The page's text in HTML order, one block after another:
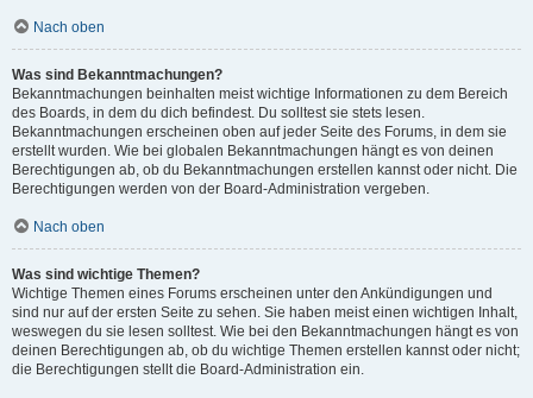
Nach oben
Was sind Bekanntmachungen?
Bekanntmachungen beinhalten meist wichtige Informationen zu dem Bereich
des Boards, in dem du dich befindest. Du solltest sie stets lesen.
Bekanntmachungen erscheinen oben auf jeder Seite des Forums, in dem sie
erstellt wurden. Wie bei globalen Bekanntmachungen hängt es von deinen
Berechtigungen ab, ob du Bekanntmachungen erstellen kannst oder nicht. Die
Berechtigungen werden von der Board-Administration vergeben.
Nach oben
Was sind wichtige Themen?
Wichtige Themen eines Forums erscheinen unter den Ankündigungen und
sind nur auf der ersten Seite zu sehen. Sie haben meist einen wichtigen Inhalt,
weswegen du sie lesen solltest. Wie bei den Bekanntmachungen hängt es von
deinen Berechtigungen ab, ob du wichtige Themen erstellen kannst oder nicht;
die Berechtigungen stellt die Board-Administration ein.